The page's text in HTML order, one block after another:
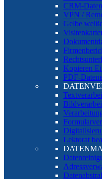
CRM-
VPN /
Gelbe
Kopieren
PDF-
Lektorat